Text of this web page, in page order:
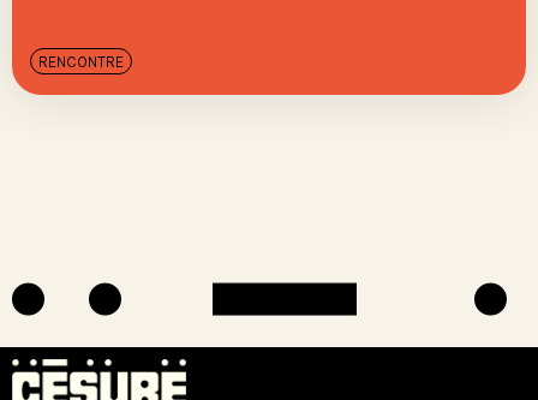
RENCONTRE